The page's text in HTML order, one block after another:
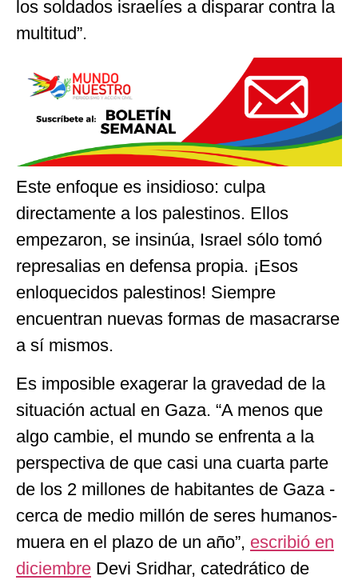
los soldados israelíes a disparar contra la
multitud”.
Este enfoque es insidioso: culpa
directamente a los palestinos. Ellos
empezaron, se insinúa, Israel sólo tomó
represalias en defensa propia. ¡Esos
enloquecidos palestinos! Siempre
encuentran nuevas formas de masacrarse
a sí mismos.
Es imposible exagerar la gravedad de la
situación actual en Gaza. “A menos que
algo cambie, el mundo se enfrenta a la
perspectiva de que casi una cuarta parte
de los 2 millones de habitantes de Gaza -
cerca de medio millón de seres humanos-
muera en el plazo de un año”, escribió en
diciembre Devi Sridhar, catedrático de